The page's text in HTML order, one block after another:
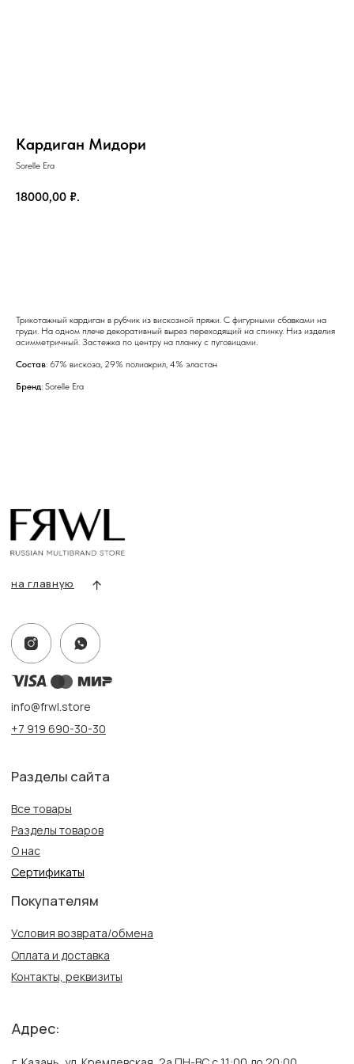
Кардиган Мидори
Sorelle Era
18000,00 ₽.
Трикотажный кардиган в рубчик из вискозной пряжи. С фигурными сбавками на
груди. На одном плече декоративный вырез переходящий на спинку. Низ изделия
асимметричный. Застежка по центру на планку с пуговицами.
Состав: 67% вискоза, 29% полиакрил, 4% эластан
Бренд: Sorelle Era
Покупателям
Оплата и доставка
Информация
Создание сайта
на главную
г. Казань, ул. Кремлевская, 2а ПН-ВС с 11:00 до 20:00
Адрес:
г. Казань, ул. Проспект Победы, 141 ТЦ МЕГА
ПН-ВС с 10:00 до 22:00
Сертификаты